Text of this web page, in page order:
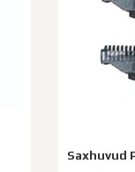
Saxhuvud